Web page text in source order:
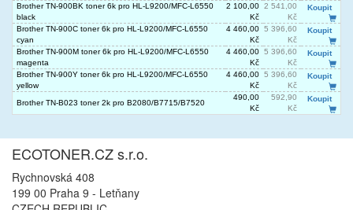
Brother TN-900BK toner 6k pro HL-L9200/MFC-L6550
black
2 100,00
Kč
2 541,00
Kč
Koupit
Brother TN-900C toner 6k pro HL-L9200/MFC-L6550
cyan
4 460,00
Kč
5 396,60
Kč
Koupit
Brother TN-900M toner 6k pro HL-L9200/MFC-L6550
magenta
4 460,00
Kč
5 396,60
Kč
Koupit
Brother TN-900Y toner 6k pro HL-L9200/MFC-L6550
yellow
4 460,00
Kč
5 396,60
Kč
Koupit
Brother TN-B023 toner 2k pro B2080/B7715/B7520
490,00
Kč
592,90
Kč
Koupit
ECOTONER.CZ s.r.o.
Rychnovská 408
199 00 Praha 9 - Letňany